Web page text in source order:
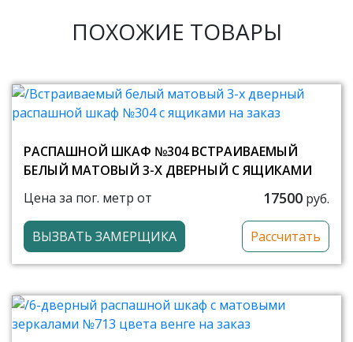
ПОХОЖИЕ ТОВАРЫ
РАСПАШНОЙ ШКАФ №304 ВСТРАИВАЕМЫЙ
БЕЛЫЙ МАТОВЫЙ 3-Х ДВЕРНЫЙ С ЯЩИКАМИ
Цена за пог. метр от
17500 руб.
ВЫЗВАТЬ ЗАМЕРЩИКА Рассчитать